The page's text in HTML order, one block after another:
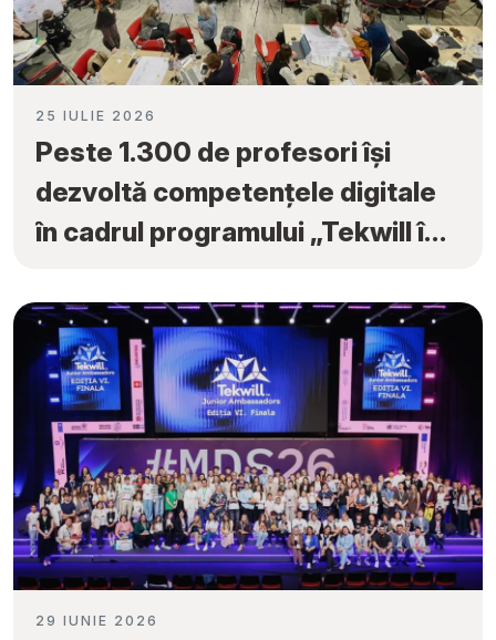
25 IULIE 2026
Peste 1.300 de profesori își
dezvoltă competențele digitale
în cadrul programului „Tekwill în
29 IUNIE 2026